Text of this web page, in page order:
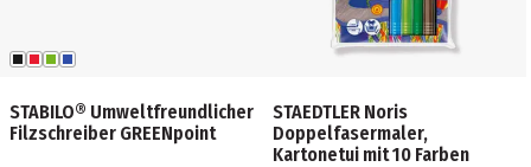
STABILO® Umweltfreundlicher
Filzschreiber GREENpoint
STAEDTLER Noris
Doppelfasermaler,
Kartonetui mit 10 Farben